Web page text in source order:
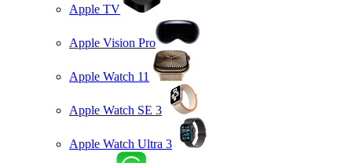
Apple TV
Apple Vision Pro
Apple Watch 11
Apple Watch SE 3
Apple Watch Ultra 3